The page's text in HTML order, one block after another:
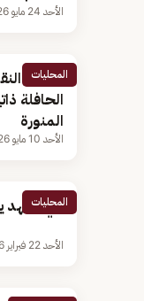
الأحد 24 مايو 2026
المحليات
هيئتا
الحافلة
المنورة
الأحد 10 مايو 2026
المحليات
ولي العهد
الأحد 22 فبراير 2026